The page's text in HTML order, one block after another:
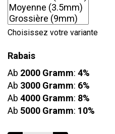
Choisissez votre variante
Rabais
Ab 2000 Gramm: 4%
Ab 3000 Gramm: 6%
Ab 4000 Gramm: 8%
Ab 5000 Gramm: 10%